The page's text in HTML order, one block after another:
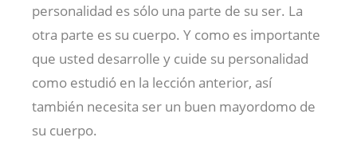
personalidad es sólo una parte de su ser. La
otra parte es su cuerpo. Y como es importante
que usted desarrolle y cuide su personalidad
como estudió en la lección anterior, así
también necesita ser un buen mayordomo de
su cuerpo.